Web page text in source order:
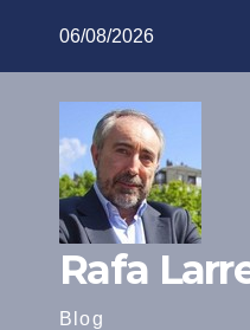
06/08/2026
Rafa
Blog